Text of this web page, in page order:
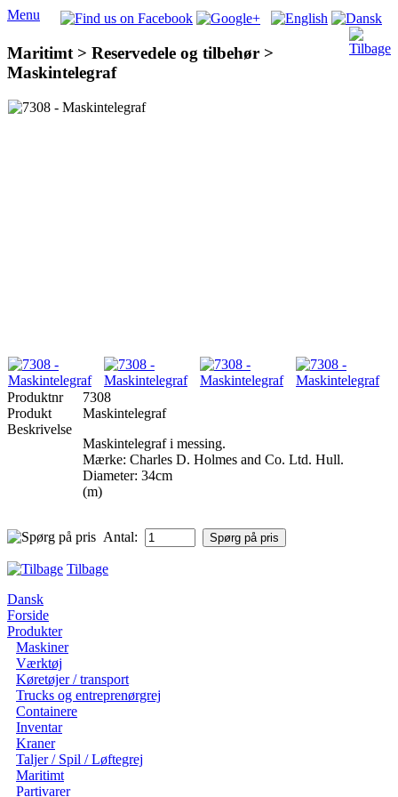
Menu
Maritimt > Reservedele og tilbehør >
Maskintelegraf
Produktnr
7308
Produkt
Maskintelegraf
Beskrivelse
Maskintelegraf i messing.
Mærke: Charles D. Holmes and Co. Ltd. Hull.
Diameter: 34cm
(m)
Antal:
Tilbage
Dansk
Forside
Produkter
Maskiner
Værktøj
Køretøjer / transport
Trucks og entreprenørgrej
Containere
Inventar
Kraner
Taljer / Spil / Løftegrej
Maritimt
Partivarer